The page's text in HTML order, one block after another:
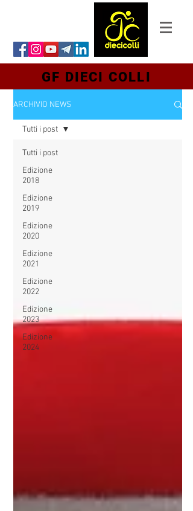
GF DIECI COLLI
ARCHIVIO NEWS
Tutti i post
Edizione
2018
Edizione
2019
Edizione
2020
Edizione
2021
Edizione
2022
Edizione
2023
Edizione
2024
Tutti i post